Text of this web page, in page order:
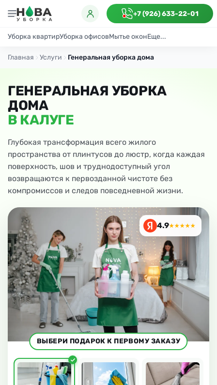
+7 (926) 633-22-01
Уборка квартирУборка офисовМытье оконЕще...
ГенеральнаяПоддерживающаяПосле ремонта
Главная Услуги Генеральная уборка дома
ГЕНЕРАЛЬНАЯ УБОРКА
ДОМА
В КАЛУГЕ
Глубокая трансформация всего жилого
пространства от плинтусов до люстр, когда каждая
поверхность, шов и труднодоступный угол
возвращаются к первозданной чистоте без
компромиссов и следов повседневной жизни.
4.9★★★★★
ВЫБЕРИ ПОДАРОК К ПЕРВОМУ ЗАКАЗУ